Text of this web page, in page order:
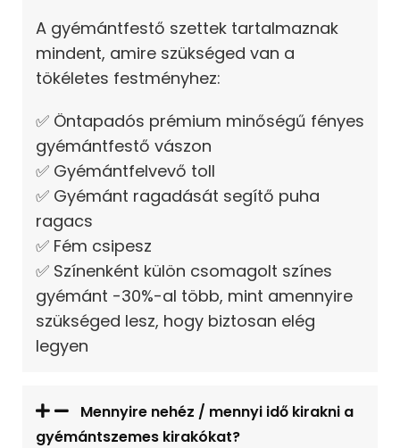
A gyémántfestő szettek tartalmaznak
mindent, amire szükséged van a
tökéletes festményhez:
✅ Öntapadós prémium minőségű fényes
gyémántfestő vászon
✅ Gyémántfelvevő toll
✅ Gyémánt ragadását segítő puha
ragacs
✅ Fém csipesz
✅ Színenként külön csomagolt színes
gyémánt -30%-al több, mint amennyire
szükséged lesz, hogy biztosan elég
legyen
Mennyire nehéz / mennyi idő kirakni a
gyémántszemes kirakókat?